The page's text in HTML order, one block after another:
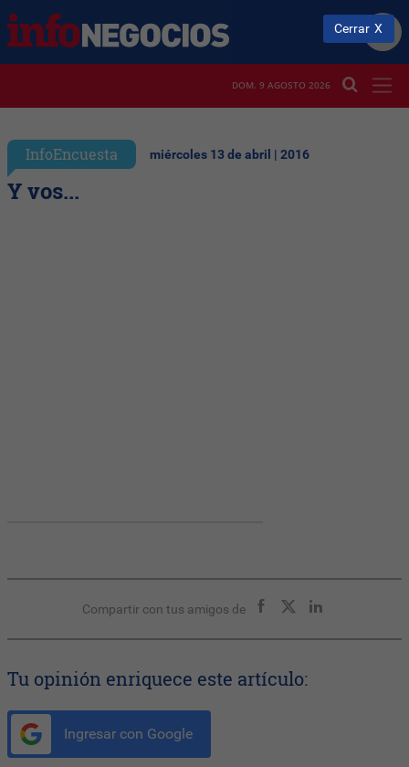
DOM. 9 AGOSTO 2026
InfoEncuesta miércoles 13 de abril | 2016
Y vos...
Compartir con tus amigos de
Tu opinión enriquece este artículo:
Ingresar con Google
Cerrar